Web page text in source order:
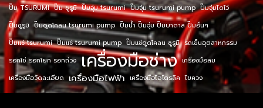
ปั๊ม TSURUMI ปั๊ม ซูรูมิ ปั๊มจุ่ม tsurumi ปั๊มจุ่ม tsurumi pump ปั๊มจุ่มไดโว่
ปั๊มซูรูมิ ปั๊มดูดโคลน tsurumi pump ปั๊มน้ำ ปั๊มจุ่ม ปั๊มบาดาล ปั๊มอื่นๆ
ปั๊มแช่ tsurumi ปั๊มแช่ tsurumi pump ปั๊มแช่ดูดโคลน ซูรูมิ รถเข็นอุตสาหกรรม
รอกโซ่ รอกโยก รอกถ่วง เครื่องมือช่าง เครื่องมือลม
เครื่องมือวัดละเอียด เครื่องมือไฟฟ้า เครื่องมือไฮโดรลิค ไขควง